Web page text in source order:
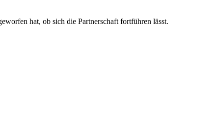
hat, ob sich die Partnerschaft fortführen lässt.